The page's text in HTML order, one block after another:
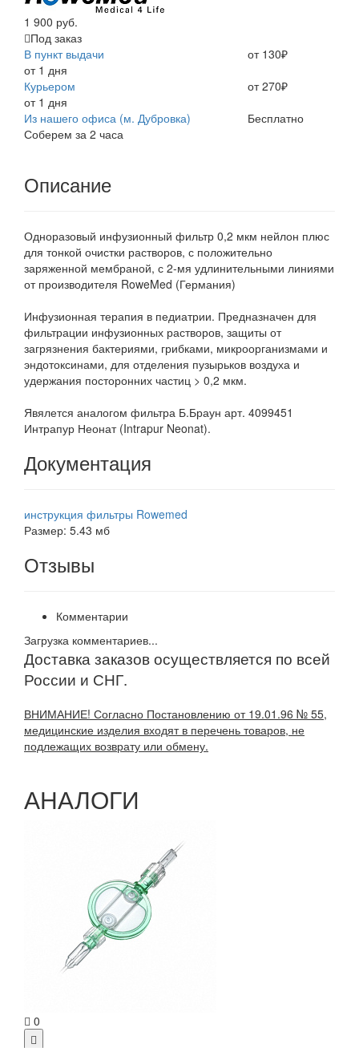
1 900 руб.
Под заказ
В пункт выдачи
от 1 дня
от 130₽
Курьером
от 1 дня
от 270₽
Из нашего офиса (м. Дубровка)
Соберем за 2 часа
Бесплатно
Описание
Одноразовый инфузионный фильтр 0,2 мкм нейлон плюс
для тонкой очистки растворов, с положительно
заряженной мембраной, с 2-мя удлинительными линиями
от производителя RoweMed (Германия)
Инфузионная терапия в педиатрии. Предназначен для
фильтрации инфузионных растворов, защиты от
загрязнения бактериями, грибками, микроорганизмами и
эндотоксинами, для отделения пузырьков воздуха и
удержания посторонних частиц > 0,2 мкм.
Явялется аналогом фильтра Б.Браун арт. 4099451
Интрапур Неонат (Intrapur Neonat).
Документация
инструкция фильтры Rowemed
Размер: 5.43 мб
Отзывы
Комментарии
Загрузка комментариев...
Доставка заказов осуществляется по всей
России и СНГ.
ВНИМАНИЕ! Согласно Постановлению от 19.01.96 № 55,
медицинские изделия входят в перечень товаров, не
подлежащих возврату или обмену.
АНАЛОГИ
0